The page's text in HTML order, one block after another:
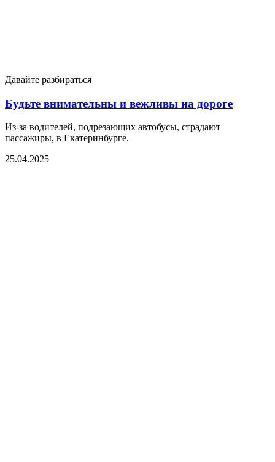
Давайте разбираться
Будьте внимательны и вежливы на дороге
Из-за водителей, подрезающих автобусы, страдают
пассажиры, в Екатеринбурге.
25.04.2025